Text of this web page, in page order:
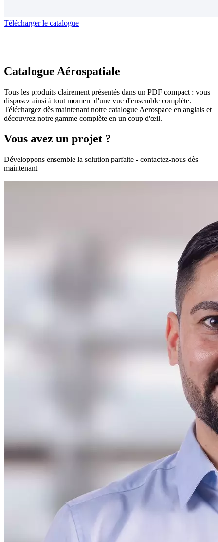
Télécharger le catalogue
Catalogue Aérospatiale
Tous les produits clairement présentés dans un PDF compact : vous
disposez ainsi à tout moment d'une vue d'ensemble complète.
Téléchargez dès maintenant notre catalogue Aerospace en anglais et
découvrez notre gamme complète en un coup d'œil.
Vous avez un projet ?
Développons ensemble la solution parfaite - contactez-nous dès
maintenant